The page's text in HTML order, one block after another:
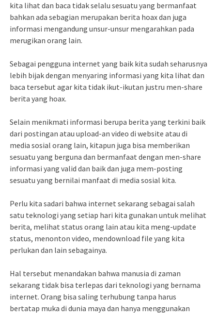
kita lihat dan baca tidak selalu sesuatu yang bermanfaat
bahkan ada sebagian merupakan berita hoax dan juga
informasi mengandung unsur-unsur mengarahkan pada
merugikan orang lain.
Sebagai pengguna internet yang baik kita sudah seharusnya
lebih bijak dengan menyaring informasi yang kita lihat dan
baca tersebut agar kita tidak ikut-ikutan justru men-share
berita yang hoax.
Selain menikmati informasi berupa berita yang terkini baik
dari postingan atau upload-an video di website atau di
media sosial orang lain, kitapun juga bisa memberikan
sesuatu yang berguna dan bermanfaat dengan men-share
informasi yang valid dan baik dan juga mem-posting
sesuatu yang bernilai manfaat di media sosial kita.
Perlu kita sadari bahwa internet sekarang sebagai salah
satu teknologi yang setiap hari kita gunakan untuk melihat
berita, melihat status orang lain atau kita meng-update
status, menonton video, mendownload file yang kita
perlukan dan lain sebagainya.
Hal tersebut menandakan bahwa manusia di zaman
sekarang tidak bisa terlepas dari teknologi yang bernama
internet. Orang bisa saling terhubung tanpa harus
bertatap muka di dunia maya dan hanya menggunakan